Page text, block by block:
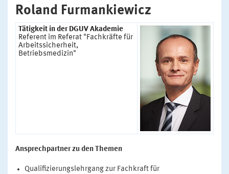
Roland Furmankiewicz
Tätigkeit in der DGUV Akademie
Referent im Referat "Fachkräfte für
Arbeitssicherheit,
Betriebsmedizin"
Ansprechpartner zu den Themen
Qualifizierungslehrgang zur Fachkraft für